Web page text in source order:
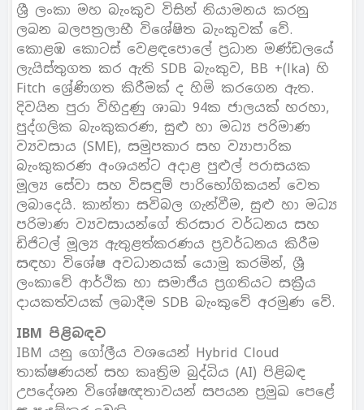
ශ්‍රී ලංකා මහ බැංකුව විසින් නියාමනය කරනු
ලබන බලපත්‍රලාභී විශේෂිත බැංකුවක් වේ.
කොළඹ කොටස් වෙළඳපොලේ ප්‍රධාන මණ්ඩලයේ
ලැයිස්තුගත කර ඇති SDB බැංකුව, BB +(lka) හි
Fitch ශ්‍රේණිගත කිරීමක් ද හිමි කරගෙන ඇත.
දිවයින පුරා විහිදුණු ශාඛා 94ක ජාලයක් හරහා,
පුද්ගලික බැංකුකරණ, සුළු හා මධ්‍ය පරිමාණ
ව්‍යවසාය (SME), සමුපකාර සහ ව්‍යාපාරික
බැංකුකරණ අංශයන්ට අදාළ පුළුල් පරාසයක
මූල්‍ය සේවා සහ විසඳුම් පාරිභෝගිකයන් වෙත
ලබාදෙයි. කාන්තා සවිබල ගැන්වීම, සුළු හා මධ්‍ය
පරිමාණ ව්‍යවසායන්ගේ තිරසාර වර්ධනය සහ
ඩිජිටල් මූල්‍ය ඇතුළත්කරණය ප්‍රවර්ධනය කිරීම
සඳහා විශේෂ අවධානයක් යොමු කරමින්, ශ්‍රී
ලංකාවේ ආර්ථික හා සමාජීය ප්‍රගතියට සක්‍රීය
දායකත්වයක් ලබාදීම SDB බැංකුවේ අරමුණ වේ.
IBM පිළිබඳව
IBM යනු ගෝලීය වශයෙන් Hybrid Cloud
තාක්ෂණයන් සහ කෘත්‍රිම බුද්ධිය (AI) පිළිබඳ
උපදේශන විශේෂඥතාවයන් සපයන ප්‍රමුඛ පෙළේ